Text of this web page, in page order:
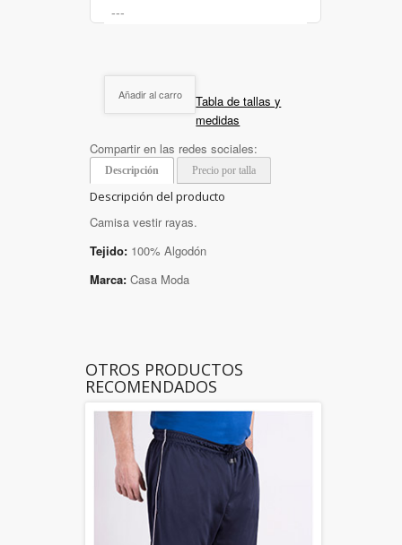
Añadir al carro
Tabla de tallas y
medidas
Compartir en las redes sociales:
Descripción Precio por talla
Descripción del producto
Camisa vestir rayas.
Tejido: 100% Algodón
Marca: Casa Moda
OTROS PRODUCTOS
RECOMENDADOS